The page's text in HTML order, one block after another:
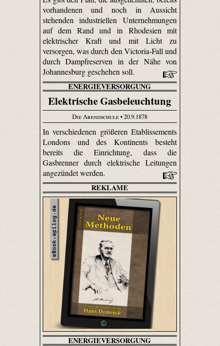
vorhandenen und noch in Aussicht
stehenden industriellen Unternehmungen
auf dem Rand und in Rhodesien mit
elektrischer Kraft und mit Licht zu
versorgen, was durch den Victoria-Fall und
durch Dampfreserven in der Nähe von
Johannesburg geschehen soll.
ENERGIEVERSORGUNG
Elektrische Gasbeleuchtung
Die Abendschule• 20.9.1878
In verschiedenen größeren Etablissements
Londons und des Kontinents besteht
bereits die Einrichtung, dass die
Gasbrenner durch elektrische Leitungen
angezündet werden.
REKLAME
ENERGIEVERSORGUNG